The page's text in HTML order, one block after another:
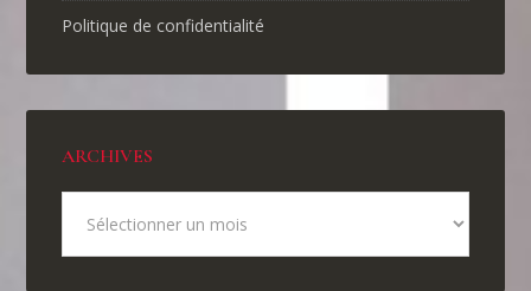
Politique de confidentialité
ARCHIVES